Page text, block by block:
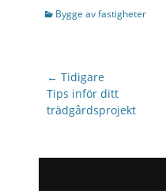
Categories
Bygge av fastigheter
Inläggsnavigering
← Tidigare
Previous
post:
Tips inför ditt
trädgårdsprojekt